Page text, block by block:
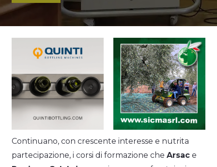
Continuano, con crescente interesse e nutrita
partecipazione, i corsi di formazione che Arsac e